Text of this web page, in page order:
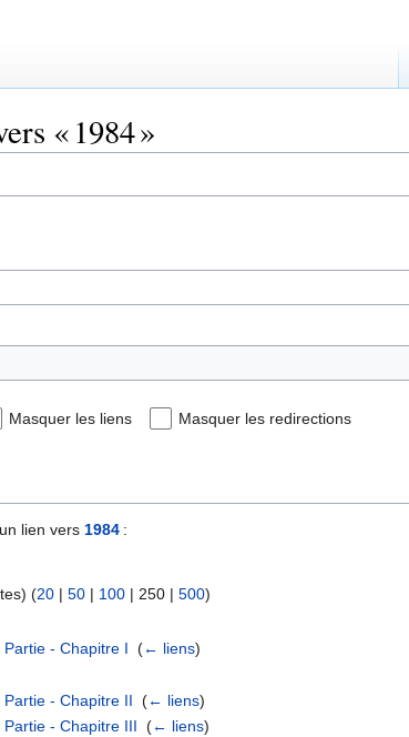
« 1984 »
Masquer les liens Masquer les redirections
lien vers 1984 :
) (20 | 50 | 100 | 250 | 500)
- Chapitre I ‎(← liens)
- Chapitre II ‎(← liens)
- Chapitre III ‎(← liens)